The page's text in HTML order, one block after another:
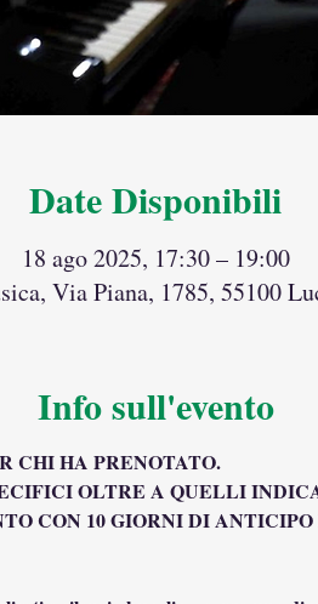
Date Disponibili
18 ago 2025, 17:30 – 19:00
Via Piana, 1785, 55100
Info sull'evento
CHI HA PRENOTATO.
OLTRE A QUELLI
CON 10 GIORNI DI